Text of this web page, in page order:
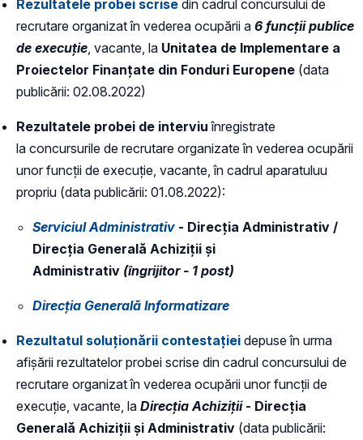
Rezultatele probei scrise din cadrul concursului de
recrutare organizat în vederea ocupării a 6 funcții publice
de execuție , vacante, la Unitatea de Implementare a
Proiectelor Finanțate din Fonduri Europene (data
publicării: 02.08.2022)
Rezultatele probei de interviu înregistrate
la concursurile de recrutare organizate în vederea ocupării
unor funcții de execuție, vacante, în cadrul aparatuluu
propriu (data publicării: 01.08.2022):
Serviciul Administrativ - Direcția Administrativ /
Direcția Generală Achiziții și
Administrativ (îngrijitor - 1 post)
Direcția Generală Informatizare
Rezultatul soluționării contestației depuse în urma
afișării rezultatelor probei scrise din cadrul concursului de
recrutare organizat în vederea ocupării unor funcții de
execuție, vacante, la Direcția Achiziții- Direcția
Generală Achiziții și Administrativ (data publicării: